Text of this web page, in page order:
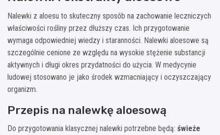
Nalewki z aloesu to skuteczny sposób na zachowanie leczniczych
właściwości rośliny przez dłuższy czas. Ich przygotowanie
wymaga odpowiedniej wiedzy i staranności. Nalewki aloesowe są
szczególnie cenione ze względu na wysokie stężenie substancji
aktywnych i długi okres przydatności do użycia. W medycynie
ludowej stosowano je jako środek wzmacniający i oczyszczający
organizm.
Przepis na nalewkę aloesową
Do przygotowania klasycznej nalewki potrzebne będą: świeże